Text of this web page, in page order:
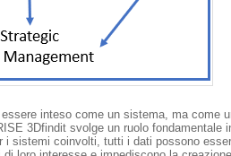
inteso come un sistema, ma
3Dfindit svolge un ruolo
i sistemi coinvolti, tutti i dati possono